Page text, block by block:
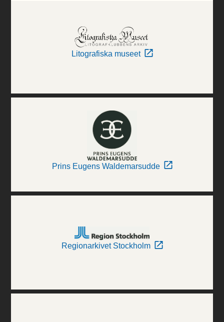
Litografiska museet
Prins Eugens Waldemarsudde
Regionarkivet Stockholm